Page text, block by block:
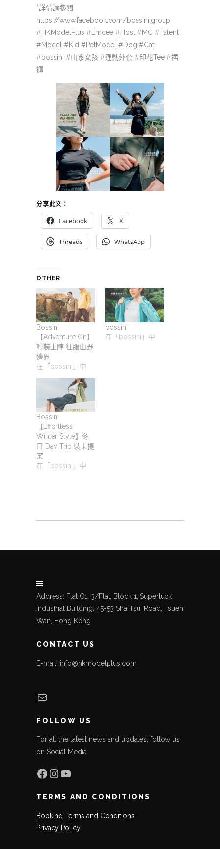
*詳情請參閱
https://www.facebook.com/bossini.group
#HKModelPlus #Emcee #Host #MC #Talent
#Model #Kid #PetModel #Dog #Cat
#bossini #山系女孩 #運動外套 #印花Tee #裙
褲
分享此文：
Facebook X
Threads WhatsApp
OTHER
Bossini
【Adventure On】
輕裝上陣 征服山野
邊界
在「bossini」中
bossini
在「bossini」中
Bossini
【Effortless
Winter Style】冬
日 Day Trip 裝束提
案
在「bossini」中
Address: Flat C1, 3/Flat, Block 1, Superluck
Industrial Building, 45-53 Sha Tsui Road, Tsuen
Wan, Hong Kong
CONTACT US
E-mail: info@hkmodelplus.com
Mail
FOLLOW US
For all the latest news and updates, follow us
on Social Media
Facebook
Instagram
YouTube
TERMS AND CONDITIONS
Booking Terms and Conditions
Privacy Policy